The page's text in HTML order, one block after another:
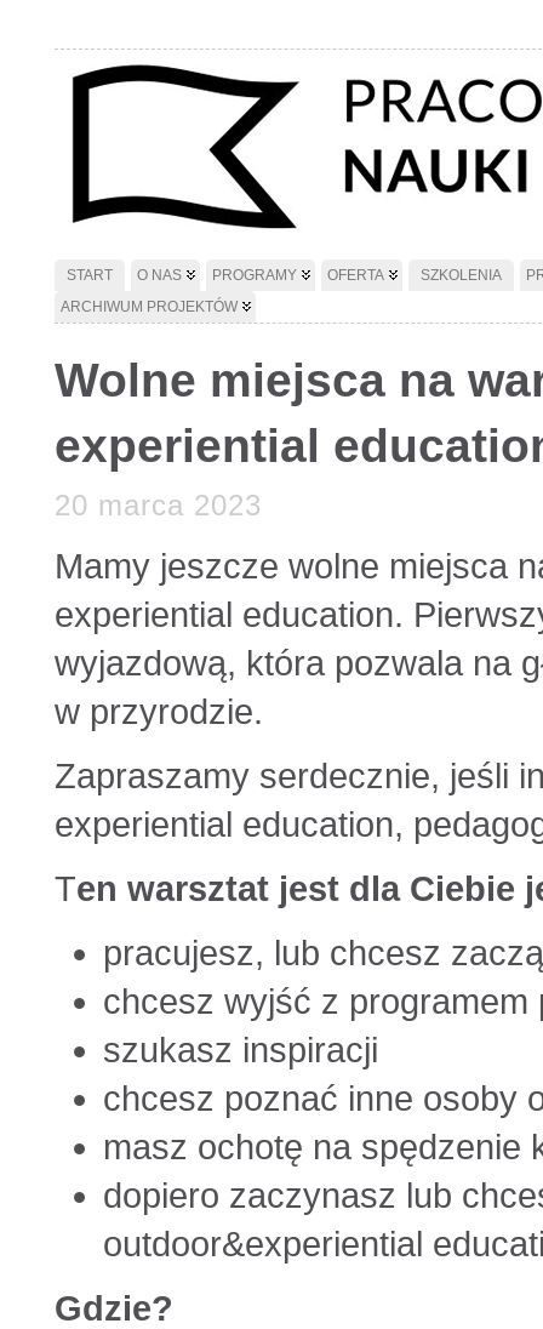
START O NAS PROGRAMY OFERTA SZKOLENIA
ARCHIWUM PROJEKTÓW
Wolne miejsca na
experiential
20 marca 2023
Mamy jeszcze wolne miejsca
experiential education.
wyjazdową, która pozwala na
w przyrodzie.
Zapraszamy serdecznie, jeśli
experiential education,
Ten warsztat jest dla Ciebie
pracujesz, lub chcesz
chcesz wyjść z
szukasz inspiracji
chcesz poznać inne osoby
masz ochotę na spędzenie
dopiero zaczynasz lub
outdoor&experiential
Gdzie?